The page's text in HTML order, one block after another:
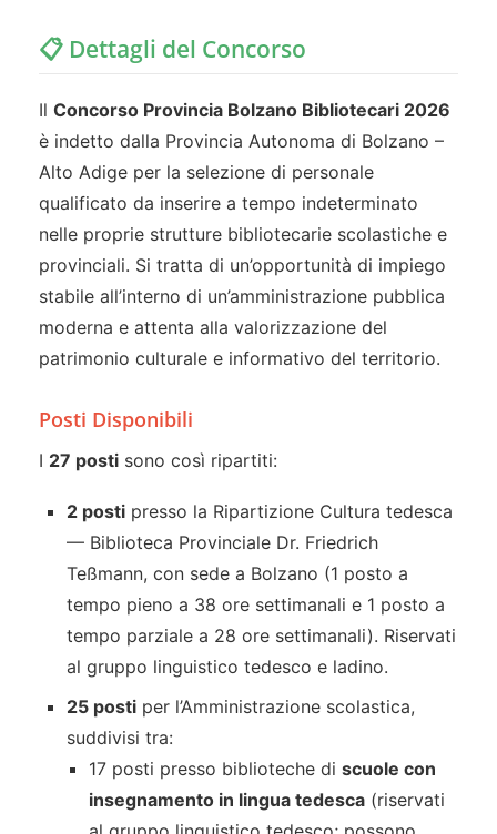
📋 Dettagli del Concorso
Il Concorso Provincia Bolzano Bibliotecari 2026
è indetto dalla Provincia Autonoma di Bolzano –
Alto Adige per la selezione di personale
qualificato da inserire a tempo indeterminato
nelle proprie strutture bibliotecarie scolastiche e
provinciali. Si tratta di un’opportunità di impiego
stabile all’interno di un’amministrazione pubblica
moderna e attenta alla valorizzazione del
patrimonio culturale e informativo del territorio.
Posti Disponibili
I 27 posti sono così ripartiti:
2 posti presso la Ripartizione Cultura tedesca
— Biblioteca Provinciale Dr. Friedrich
Teßmann, con sede a Bolzano (1 posto a
tempo pieno a 38 ore settimanali e 1 posto a
tempo parziale a 28 ore settimanali). Riservati
al gruppo linguistico tedesco e ladino.
25 posti per l’Amministrazione scolastica,
suddivisi tra:
17 posti presso biblioteche di scuole con
insegnamento in lingua tedesca (riservati